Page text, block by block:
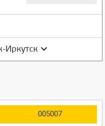
Иркутск
005007